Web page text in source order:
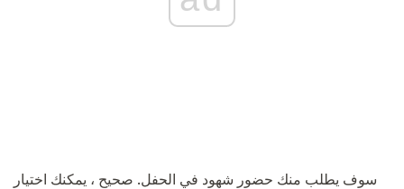
سوف يطلب منك حضور شهود في الحفل. صحيح ، يمكنك اختيار